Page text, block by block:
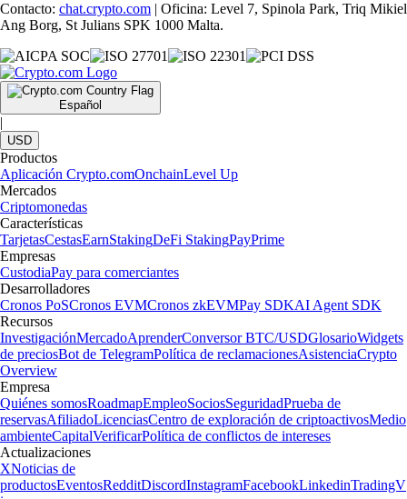
Contacto: chat.crypto.com | Oficina: Level 7, Spinola Park, Triq Mikiel
Ang Borg, St Julians SPK 1000 Malta.
Español
|
USD
Productos
Aplicación Crypto.comOnchainLevel Up
Mercados
Criptomonedas
Características
TarjetasCestasEarnStakingDeFi StakingPayPrime
Empresas
CustodiaPay para comerciantes
Desarrolladores
Cronos PoSCronos EVMCronos zkEVMPay SDKAI Agent SDK
Recursos
InvestigaciónMercadoAprenderConversor BTC/USDGlosarioWidgets
de preciosBot de TelegramPolítica de reclamacionesAsistenciaCrypto
Overview
Empresa
Quiénes somosRoadmapEmpleoSociosSeguridadPrueba de
reservasAfiliadoLicenciasCentro de exploración de criptoactivosMedio
ambienteCapitalVerificarPolítica de conflictos de intereses
Actualizaciones
XNoticias de
productosEventosRedditDiscordInstagramFacebookLinkedinTradingV